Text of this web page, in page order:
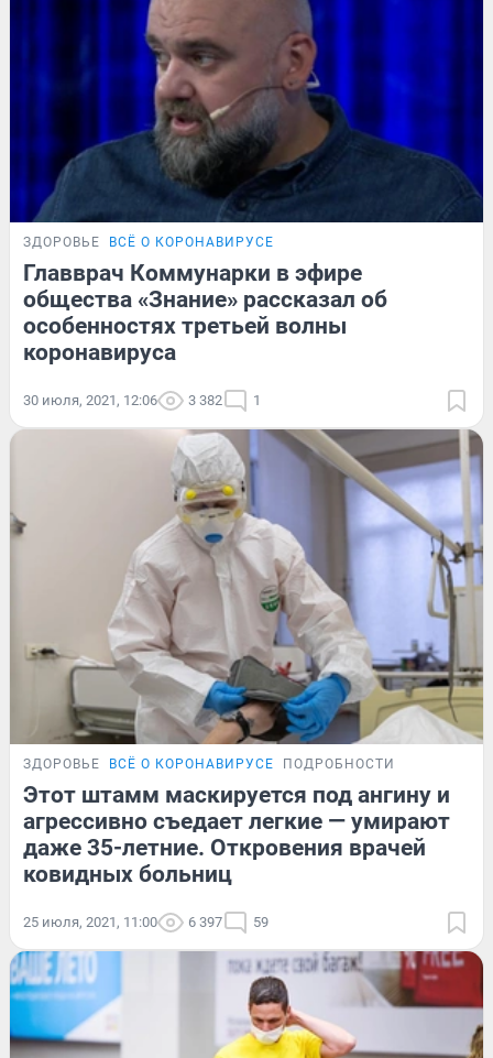
ЗДОРОВЬЕ ВСЁ О КОРОНАВИРУСЕ
Главврач Коммунарки в эфире
общества «Знание» рассказал об
особенностях третьей волны
коронавируса
30 июля, 2021, 12:06 3 382 1
ЗДОРОВЬЕ ВСЁ О КОРОНАВИРУСЕ ПОДРОБНОСТИ
Этот штамм маскируется под ангину и
агрессивно съедает легкие — умирают
даже 35-летние. Откровения врачей
ковидных больниц
25 июля, 2021, 11:00 6 397 59